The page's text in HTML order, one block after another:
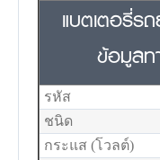
แบตเตอรี่ร
ข้อมูลท
รหัส
ชนิด
กระแส (โวลต์)